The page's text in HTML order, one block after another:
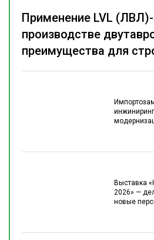
Выставка
2026» —
новые
Применение LVL (ЛВЛ)-
производстве
преимущества для